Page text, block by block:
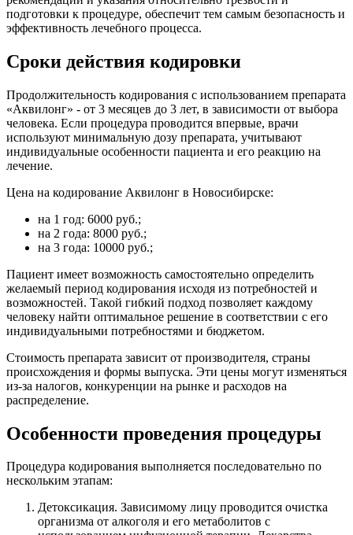
подготовки к процедуре, обеспечит тем самым безопасность и
эффективность лечебного процесса.
Сроки действия кодировки
Продолжительность кодирования с использованием препарата
«Аквилонг» - от 3 месяцев до 3 лет, в зависимости от выбора
человека. Если процедура проводится впервые, врачи
используют минимальную дозу препарата, учитывают
индивидуальные особенности пациента и его реакцию на
лечение.
Цена на кодирование Аквилонг в Новосибирске:
на 1 год: 6000 руб.;
на 2 года: 8000 руб.;
на 3 года: 10000 руб.;
Пациент имеет возможность самостоятельно определить
желаемый период кодирования исходя из потребностей и
возможностей. Такой гибкий подход позволяет каждому
человеку найти оптимальное решение в соответствии с его
индивидуальными потребностями и бюджетом.
Стоимость препарата зависит от производителя, страны
происхождения и формы выпуска. Эти цены могут изменяться
из-за налогов, конкуренции на рынке и расходов на
распределение.
Особенности проведения процедуры
Процедура кодирования выполняется последовательно по
нескольким этапам:
Детоксикация. Зависимому лицу проводится очистка
организма от алкоголя и его метаболитов с